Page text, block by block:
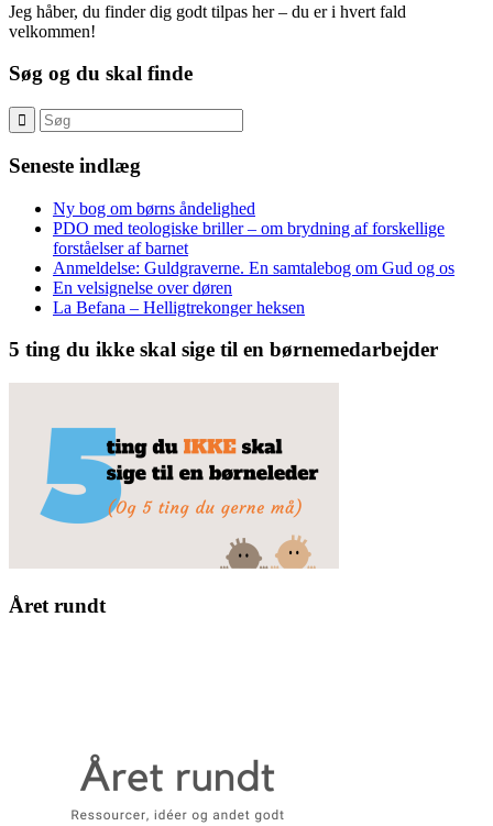
Jeg håber, du finder dig godt tilpas her – du er i hvert fald
velkommen!
Søg og du skal finde
Seneste indlæg
Ny bog om børns åndelighed
PDO med teologiske briller – om brydning af forskellige
forståelser af barnet
Anmeldelse: Guldgraverne. En samtalebog om Gud og os
En velsignelse over døren
La Befana – Helligtrekonger heksen
5 ting du ikke skal sige til en børnemedarbejder
Året rundt